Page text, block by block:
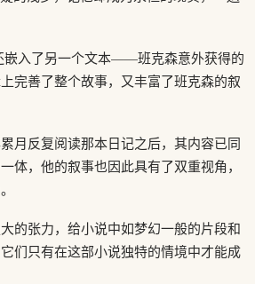
嵌入了另一个文本——班克森意外获得的
完善了整个故事，又丰富了班克森的叙
月反复阅读那本日记之后，其内容已同
体，他的叙事也因此具有了双重视角，
的张力，给小说中如梦幻一般的片段和
们只有在这部小说独特的情境中才能成